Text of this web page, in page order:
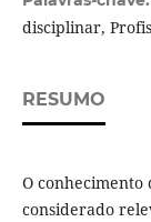
disciplinar,
RESUMO
O conhecimento
considerado